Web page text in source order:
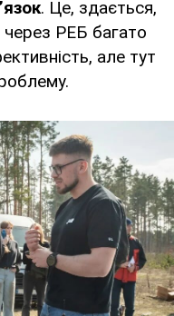
. Це, здається,
РЕБ багато
але тут